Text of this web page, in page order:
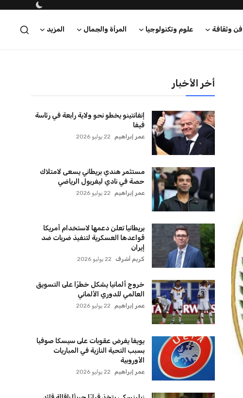
الأهلي يخطط للاحتفاظ بكريم فؤاد في
عمر إبراهيم 22 يوليو 2026
اتحاد جدة يؤكد موقفه النهائي حول
لاعبي الأهلي
عمر إبراهيم 22 يوليو 2026
سنتكوم تعيد توجيه 8 سفن وتعطل
سفينة تجارية بسبب تشديد الحصار في
مضيق هرمز
ترامب يعلن فتح الأجواء الأمريكية
لجميع شركات الطيران لتسيير رحلات
مباشرة إلى لبنان
كريم أشرف 22 يوليو 2026
أخر الأخبار